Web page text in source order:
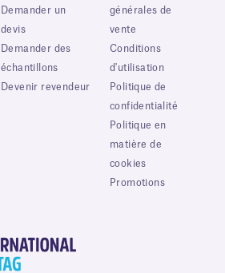
Demander un
devis
Demander des
échantillons
Devenir revendeur
générales de
vente
Conditions
d'utilisation
Politique de
confidentialité
Politique en
matière de
cookies
Promotions